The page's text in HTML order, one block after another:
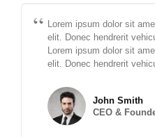
Lorem ipsum dolor sit
elit. Donec hendrerit
Lorem ipsum dolor sit
elit. Donec hendrerit
John Smith
CEO &